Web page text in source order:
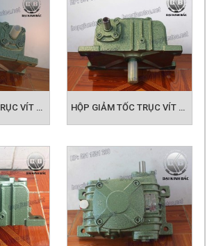
HỘP GIẢM TỐC TRỤC VÍT WPX SIZE 40 HỘP GIẢM TỐC TRỤC VÍT WPX SIZE 50